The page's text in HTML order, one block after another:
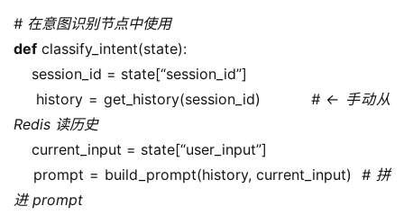
# 在意图识别节点中使用
def classify_intent(state):
session_id = state[“session_id”]
history = get_history(session_id) # ← 手动从
Redis 读历史
current_input = state[“user_input”]
prompt = build_prompt(history, current_input) # 拼
进 prompt